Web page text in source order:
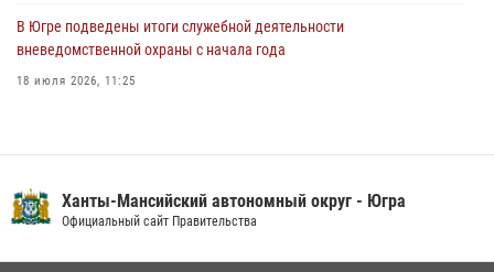
В Югре подведены итоги служебной деятельности
вневедомственной охраны с начала года
18 июля 2026, 11:25
На Урале Росгвардия провела дни открытых дверей и
Ханты-Мансийский автономный округ - Югра
Официальный сайт Правительства